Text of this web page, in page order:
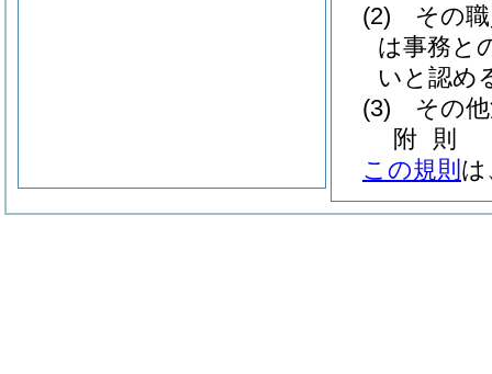
(2)
その
は事務と
いと認め
(3)
その
附 則
この規則 は